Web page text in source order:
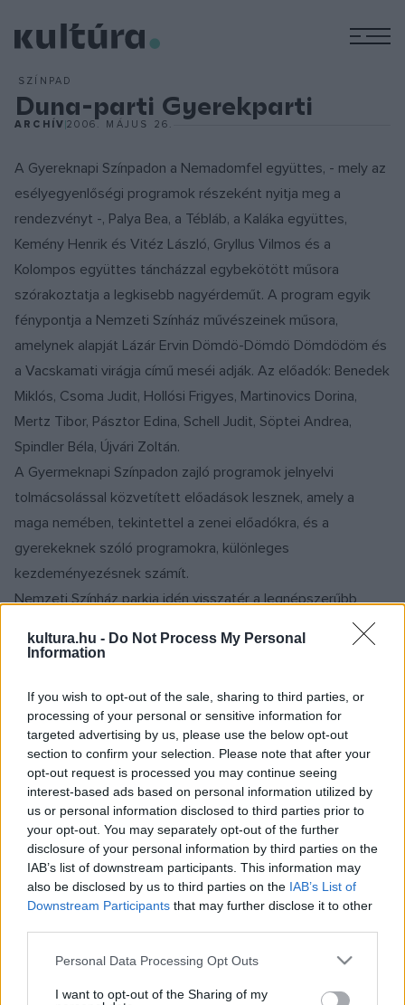
kultura.hu - Do Not Process My Personal
Information
If you wish to opt-out of the sale, sharing to third parties, or
processing of your personal or sensitive information for
targeted advertising by us, please use the below opt-out
section to confirm your selection. Please note that after your
opt-out request is processed you may continue seeing
interest-based ads based on personal information utilized by
us or personal information disclosed to third parties prior to
your opt-out. You may separately opt-out of the further
disclosure of your personal information by third parties on the
IAB’s list of downstream participants. This information may
also be disclosed by us to third parties on the IAB’s List of
Downstream Participants that may further disclose it to other
Please note that this website/app uses one or more Google
not limited to your visit or usage behaviour. You may click to
Personal Data Processing Opt Outs
I want to opt-out of the Sharing of my
SZÍNPAD
Duna-parti Gyerekparti
ARCHÍV2006. MÁJUS 26.
A Gyereknapi Színpadon a Nemadomfel együttes, - mely az
esélyegyenlőségi programok részeként nyitja meg a
rendezvényt -, Palya Bea, a Tébláb, a Kaláka együttes,
Kemény Henrik és Vitéz László, Gryllus Vilmos és a
Kolompos együttes táncházzal egybekötött műsora
szórakoztatja a legkisebb nagyérdeműt. A program egyik
fénypontja a Nemzeti Színház művészeinek műsora,
amelynek alapját Lázár Ervin Dömdö-Dömdö Dömdödöm és
a Vacskamati virágja című meséi adják. Az előadók: Benedek
Miklós, Csoma Judit, Hollósi Frigyes, Martinovics Dorina,
Mertz Tibor, Pásztor Edina, Schell Judit, Söptei Andrea,
Spindler Béla, Újvári Zoltán.
A Gyermeknapi Színpadon zajló programok jelnyelvi
tolmácsolással közvetített előadások lesznek, amely a
maga nemében, tekintettel a zenei előadókra, és a
gyerekeknek szóló programokra, különleges
kezdeményezésnek számít.
Nemzeti Színház parkja idén visszatér a legnépszerűbb
programjaival: lesz játszóház a legkisebbeknek, a gyerekek
igazi jelmezekbe bújhatnak bele, a Hajóorrban
Labirintus, valamint a Csigavár Játszóház a Zikkuratban, ahol
a GYIK Műhely vár mindenkit izgalmas kézműves
kalandokkal. Miközben a jelmezpróbálástól a horgászatig
rengeteg verseny és megmérettetés teszi próbára a
résztvevőket, igazi gyerek Ki Mit Tud? is lesz a színpadon,
ahol kicsik és nagyon megmutathatják tehetségüket. A
műsorvezető Bródy Norbert, a zsűri tagjai: Csoma Judit,
Hollósi Frigyes, Papp Zoltán, Pásztor Edina és Szarvas
József lesz. A Nemzeti Színház Stúdiószínpadának
előterében 11 és 14 órakor A DNS Társulás Megbabonázott
puding (rendező: Lóránt Krisztina) című báb-árnyjátékával